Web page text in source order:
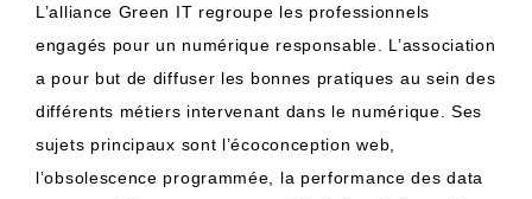
L’alliance Green IT regroupe les professionnels
engagés pour un numérique responsable. L’association
a pour but de diffuser les bonnes pratiques au sein des
différents métiers intervenant dans le numérique. Ses
sujets principaux sont l’écoconception web,
l’obsolescence programmée, la performance des data